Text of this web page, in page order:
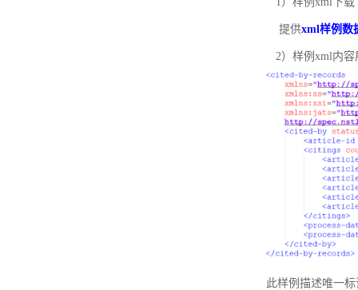
提供xml样例数
2）样例xml内容
此样例描述唯一标